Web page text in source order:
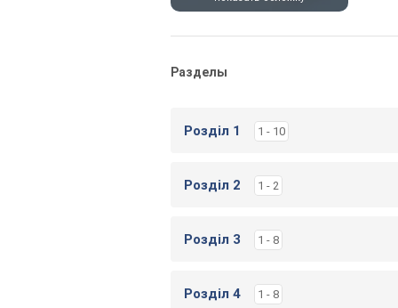
Разделы
Розділ 1 1 - 10
Розділ 2 1 - 2
Розділ 3 1 - 8
Розділ 4 1 - 8